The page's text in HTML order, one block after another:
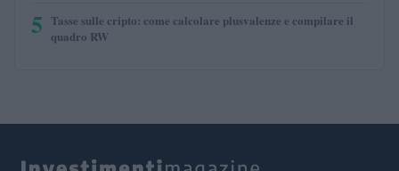
5 Tasse sulle cripto: come calcolare plusvalenze e compilare il
quadro RW